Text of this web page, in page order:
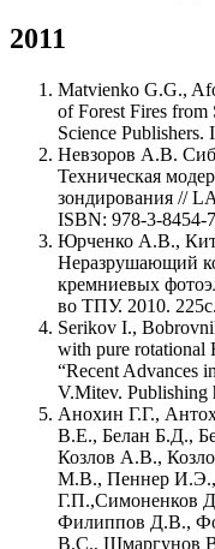
2011
Matvienko G.G.,
of Forest Fires from
Science
Невзоров А.В.
Техническая
зондирования //
ISBN: 978-3-8454-
Юрченко А.В.,
Неразрушающий
кремниевых
во ТПУ. 2010. 225с.
Serikov I.,
with pure rotational
“Recent Advances
V.Mitev. Publishing
Анохин Г.Г.,
В.Е., Белан Б.Д.,
Козлов А.В.,
М.В., Пеннер
Г.П.,Симоненков
Филиппов Д.В.,
В.С., Шмаргунов